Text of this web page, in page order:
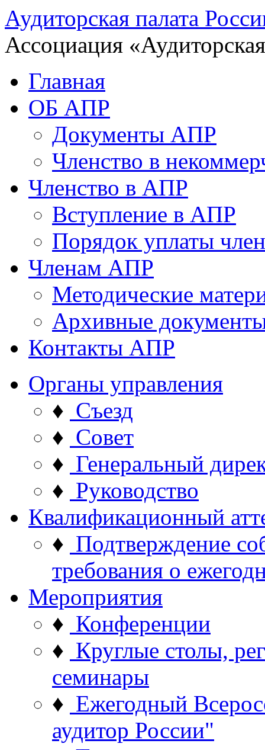
Аудиторская палата
Ассоциация
Главная
ОБ АПР
Документы АПР
Членство в
Членство в АПР
Вступление в АПР
Порядок уплаты
Членам АПР
Методические
Архивные
Контакты АПР
Органы управления
♦ Съезд
♦ Совет
♦ Генеральный
♦ Руководство
Квалификационный
♦ Подтверждение
требования о
Мероприятия
♦ Конференции
♦ Круглые столы,
семинары
♦ Ежегодный
аудитор России"